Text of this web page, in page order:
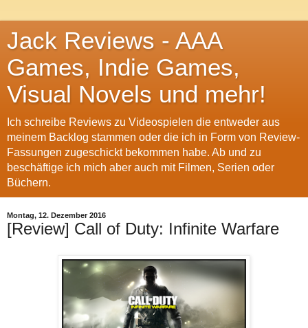
Jack Reviews - AAA
Games, Indie Games,
Visual Novels und mehr!
Ich schreibe Reviews zu Videospielen die entweder aus
meinem Backlog stammen oder die ich in Form von Review-
Fassungen zugeschickt bekommen habe. Ab und zu
beschäftige ich mich aber auch mit Filmen, Serien oder
Büchern.
Montag, 12. Dezember 2016
[Review] Call of Duty: Infinite Warfare